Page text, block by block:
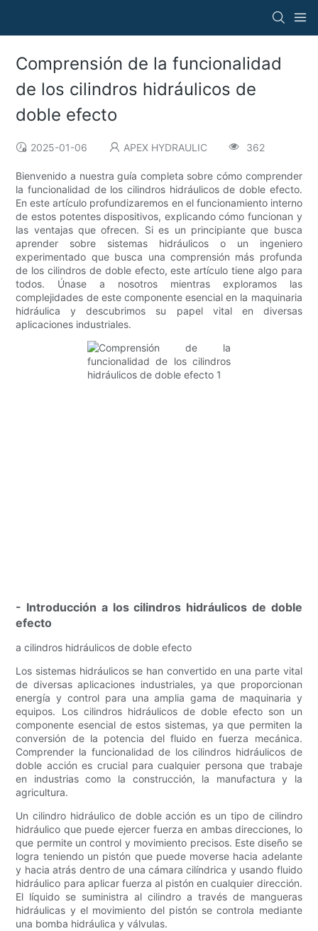
Comprensión de la funcionalidad
de los cilindros hidráulicos de
doble efecto
2025-01-06 APEX HYDRAULIC 362
Bienvenido a nuestra guía completa sobre cómo comprender
la funcionalidad de los cilindros hidráulicos de doble efecto.
En este artículo profundizaremos en el funcionamiento interno
de estos potentes dispositivos, explicando cómo funcionan y
las ventajas que ofrecen. Si es un principiante que busca
aprender sobre sistemas hidráulicos o un ingeniero
experimentado que busca una comprensión más profunda
de los cilindros de doble efecto, este artículo tiene algo para
todos. Únase a nosotros mientras exploramos las
complejidades de este componente esencial en la maquinaria
hidráulica y descubrimos su papel vital en diversas
aplicaciones industriales.
- Introducción a los cilindros hidráulicos de doble
efecto
a cilindros hidráulicos de doble efecto
Los sistemas hidráulicos se han convertido en una parte vital
de diversas aplicaciones industriales, ya que proporcionan
energía y control para una amplia gama de maquinaria y
equipos. Los cilindros hidráulicos de doble efecto son un
componente esencial de estos sistemas, ya que permiten la
conversión de la potencia del fluido en fuerza mecánica.
Comprender la funcionalidad de los cilindros hidráulicos de
doble acción es crucial para cualquier persona que trabaje
en industrias como la construcción, la manufactura y la
agricultura.
Un cilindro hidráulico de doble acción es un tipo de cilindro
hidráulico que puede ejercer fuerza en ambas direcciones, lo
que permite un control y movimiento precisos. Este diseño se
logra teniendo un pistón que puede moverse hacia adelante
y hacia atrás dentro de una cámara cilíndrica y usando fluido
hidráulico para aplicar fuerza al pistón en cualquier dirección.
El líquido se suministra al cilindro a través de mangueras
hidráulicas y el movimiento del pistón se controla mediante
una bomba hidráulica y válvulas.